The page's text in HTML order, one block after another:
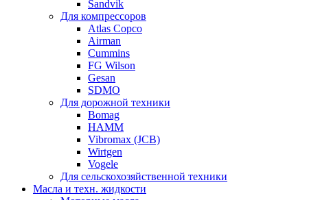
Sandvik
Для компрессоров
Atlas Copco
Airman
Cummins
FG Wilson
Gesan
SDMO
Для дорожной техники
Bomag
HAMM
Vibromax (JCB)
Wirtgen
Vogele
Для сельскохозяйственной техники
Масла и техн. жидкости